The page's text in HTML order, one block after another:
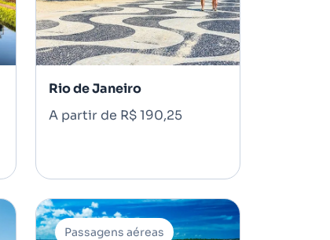
Rio de Janeiro
A partir de R$ 190,25
Passagens aéreas